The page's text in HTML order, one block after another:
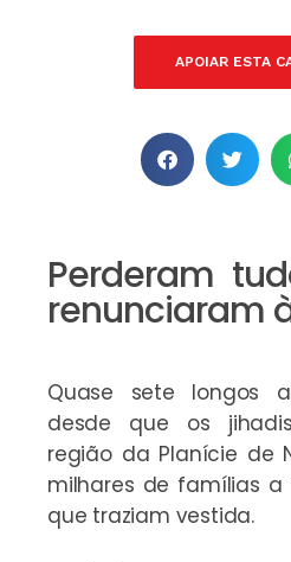
APOIAR ESTA
Perderam
renunciaram
Quase sete longos
desde que os
região da Planície de
milhares de famílias
que traziam vestida.